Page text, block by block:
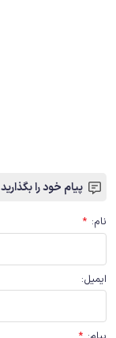
پیام خود را بگذارید
نام:
*
ایمیل: